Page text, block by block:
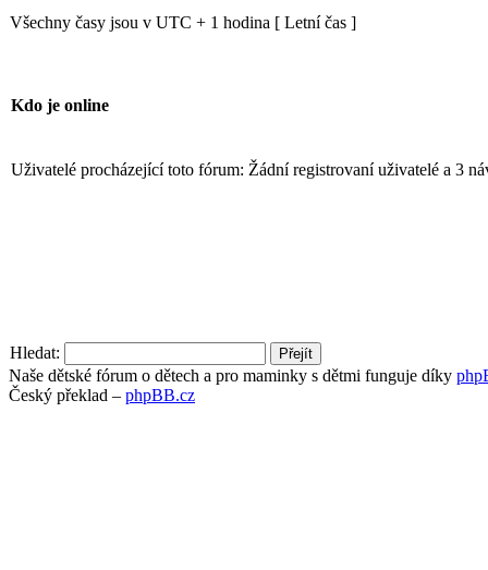
Všechny časy jsou v UTC + 1 hodina [ Letní čas ]
Kdo je online
Uživatelé procházející toto fórum: Žádní registrovaní uživatelé a 3
Hledat:
Naše dětské fórum o dětech a pro maminky s dětmi funguje díky
Český překlad – phpBB.cz